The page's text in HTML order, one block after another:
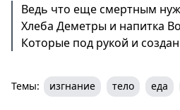
Ведь что еще смертным
Хлеба Деметры и напитка
Которые под рукой и
Темы: изгнание тело еда